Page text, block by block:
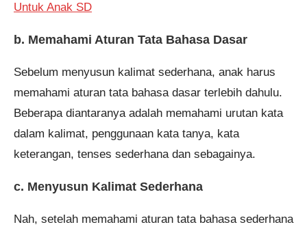
Untuk Anak SD
b. Memahami Aturan Tata Bahasa Dasar
Sebelum menyusun kalimat sederhana, anak harus
memahami aturan tata bahasa dasar terlebih dahulu.
Beberapa diantaranya adalah memahami urutan kata
dalam kalimat, penggunaan kata tanya, kata
keterangan, tenses sederhana dan sebagainya.
c. Menyusun Kalimat Sederhana
Nah, setelah memahami aturan tata bahasa sederhana